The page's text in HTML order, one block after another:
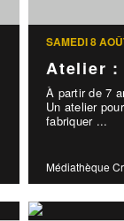
SAMEDI 8
Atelier :
À partir de 7
Un atelier
fabriquer ...
Médiathèque